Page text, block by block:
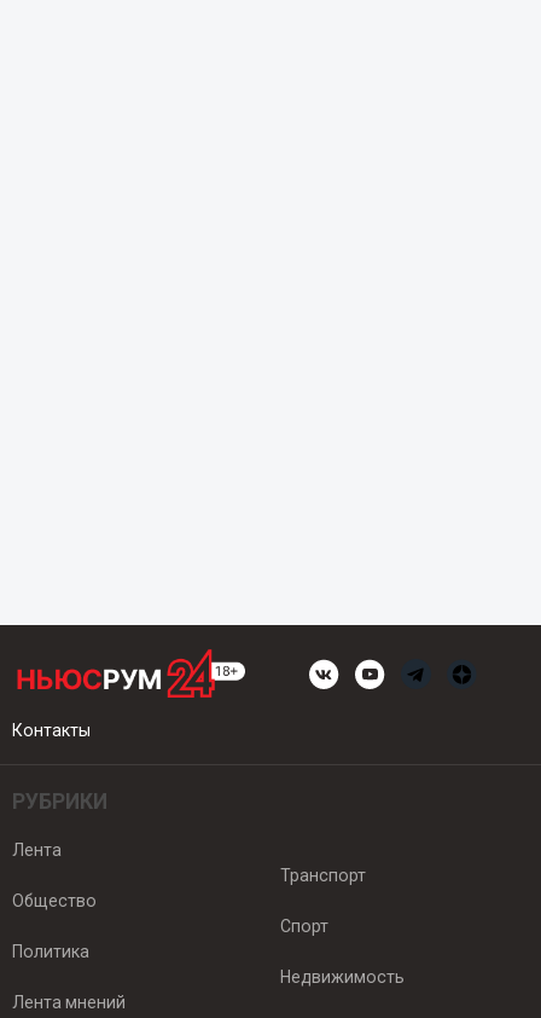
Контакты
РУБРИКИ
Лента
Общество
Политика
Лента мнений
Транспорт
Спорт
Недвижимость